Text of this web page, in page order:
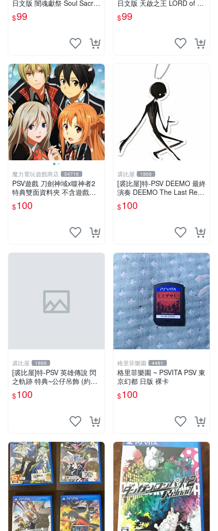
日文版 闇魂獻祭 Soul Sacrifi
ce(遊戲都有回收)
$99
日文版 天啟之王 LORD of AP
OCALYPSE(遊戲都有回收)
$99
魔力電玩遊戲商店 54716
PSV遊戲 刀劍神域x噬神者2
特典雙面資料夾 不含遊戲光
碟【板橋魔力】
$100
裘比屋 1866
[裘比屋]特-PSV DEEMO 最終
演奏 DEEMO The Last Recit
al 特典~吊飾(2入)
$100
裘比屋 1866
[裘比屋]特-PSV 英雄傳說 閃
之軌跡 特典~公仔吊飾 (約13
cm)
$100
格里菲樂園 4481
格里菲樂園 ~ PSVITA PSV 東
京幻都 日版 裸卡
$100